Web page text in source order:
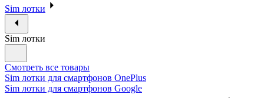
Sim лотки
Sim лотки
Смотреть все товары
Sim лотки для смартфонов OnePlus
Sim лотки для смартфонов Google